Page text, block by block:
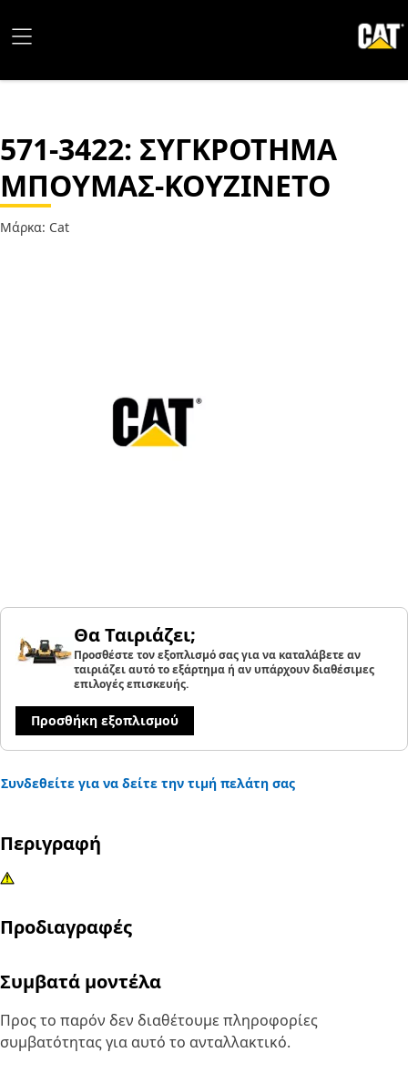
571-3422: ΣΥΓΚΡΟΤΗΜΑ
ΜΠΟΥΜΑΣ-ΚΟΥΖΙΝΕΤΟ
Μάρκα: Cat
Θα Ταιριάζει;
Προσθέστε τον εξοπλισμό σας για να καταλάβετε αν
ταιριάζει αυτό το εξάρτημα ή αν υπάρχουν διαθέσιμες
επιλογές επισκευής.
Προσθήκη εξοπλισμού
Συνδεθείτε για να δείτε την τιμή πελάτη σας
Περιγραφή
Προδιαγραφές
Συμβατά μοντέλα
Προς το παρόν δεν διαθέτουμε πληροφορίες
συμβατότητας για αυτό το ανταλλακτικό.